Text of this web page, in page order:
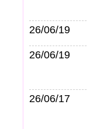
26/06/19
26/06/19
26/06/17